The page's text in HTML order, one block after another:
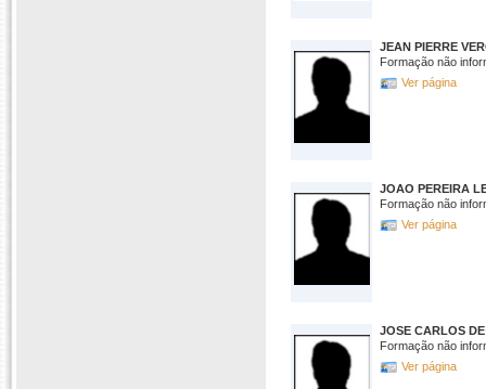
JEAN PIERRE
Formação não
Ver página
JOAO PEREIRA
Formação não
Ver página
JOSE CARLOS
Formação não
Ver página